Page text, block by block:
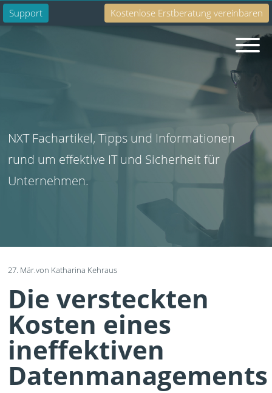
Support Kostenlose Erstberatung vereinbaren
NXT Fachartikel, Tipps und Informationen
rund um effektive IT und Sicherheit für
Unternehmen.
27. Mär.von Katharina Kehraus
Die versteckten
Kosten eines
ineffektiven
Datenmanagements